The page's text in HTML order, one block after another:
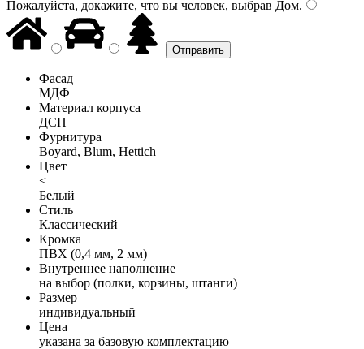
Пожалуйста, докажите, что вы человек, выбрав Дом.
Фасад
МДФ
Материал корпуса
ДСП
Фурнитура
Boyard, Blum, Hettich
Цвет
<
Белый
Стиль
Классический
Кромка
ПВХ (0,4 мм, 2 мм)
Внутреннее наполнение
на выбор (полки, корзины, штанги)
Размер
индивидуальный
Цена
указана за базовую комплектацию